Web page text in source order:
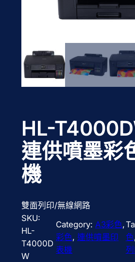
HL-
連供噴墨彩
機
雙面列印/無線網路
SKU:
HL-
T4000D
W
Category:A3彩色 ,
彩色, 連供噴墨印
表機
色